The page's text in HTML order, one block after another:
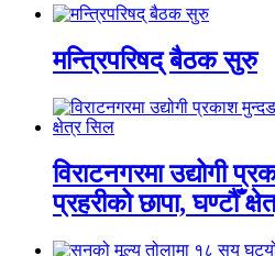
मन्त्रिपरिषद् बैठक सुरु
विराटनगरमा उद्योगी
प्रहरीको छापा, घण्टौँ